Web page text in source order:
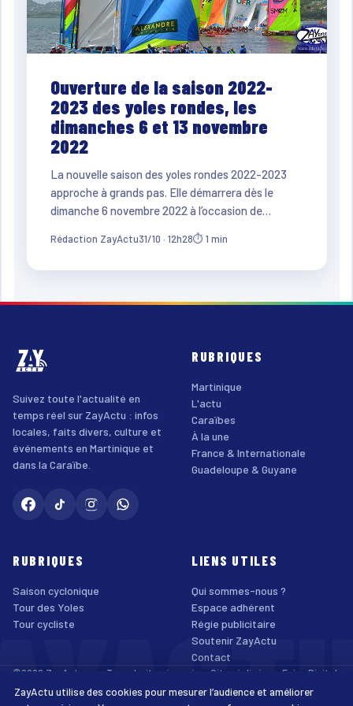
Ouverture de la saison 2022-
2023 des yoles rondes, les
dimanches 6 et 13 novembre
2022
La nouvelle saison des yoles rondes 2022-2023
approche à grands pas. Elle démarrera dès le
dimanche 6 novembre 2022 à l’occasion de…
Rédaction ZayActu31/10 · 12h28⏱ 1 min
Suivez toute l'actualité en
temps réel sur ZayActu : infos
locales, faits divers, culture et
événements en Martinique et
dans la Caraïbe.
RUBRIQUES
Martinique
L'actu
Caraïbes
À la une
France & Internationale
Guadeloupe & Guyane
RUBRIQUES
Saison cyclonique
Tour des Yoles
Tour cycliste
LIENS UTILES
Qui sommes-nous ?
Espace adhérent
Régie publicitaire
Soutenir ZayActu
Contact
©2026 ZayActu.org. Tous droits réservés. · Site réalisé par Enjoy Digital
Agency
Mentions légales
Confidentialité Cookies Accessibilité
ZayActu utilise des cookies pour mesurer l’audience et améliorer